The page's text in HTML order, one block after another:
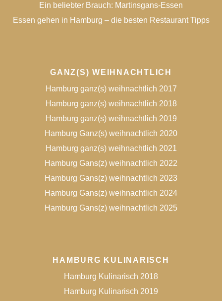
Ein beliebter Brauch: Martinsgans-Essen
Essen gehen in Hamburg – die besten Restaurant Tipps
GANZ(S) WEIHNACHTLICH
Hamburg ganz(s) weihnachtlich 2017
Hamburg ganz(s) weihnachtlich 2018
Hamburg ganz(s) weihnachtlich 2019
Hamburg Ganz(s) weihnachtlich 2020
Hamburg ganz(s) weihnachtlich 2021
Hamburg Gans(z) weihnachtlich 2022
Hamburg Gans(z) weihnachtlich 2023
Hamburg Gans(z) weihnachtlich 2024
Hamburg Gans(z) weihnachtlich 2025
HAMBURG KULINARISCH
Hamburg Kulinarisch 2018
Hamburg Kulinarisch 2019